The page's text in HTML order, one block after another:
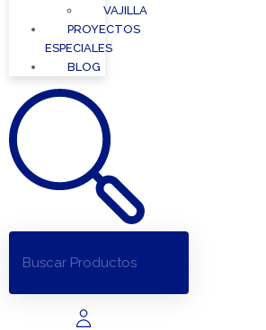
VAJILLA
PROYECTOS
ESPECIALES
BLOG